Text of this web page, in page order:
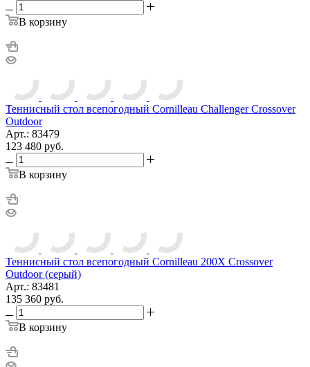
В корзину
Теннисный стол всепогодный Cornilleau Challenger Crossover
Outdoor
Арт.: 83479
123 480 руб.
В корзину
Теннисный стол всепогодный Cornilleau 200X Crossover
Outdoor (серый)
Арт.: 83481
135 360 руб.
В корзину